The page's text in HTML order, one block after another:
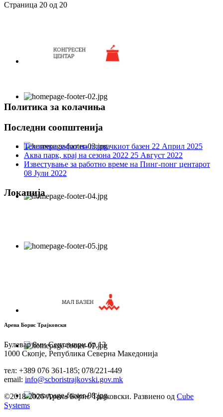
Страница 20 од 20
Политика за колачиња
Последни соопштенија
Технички зафат на пливачкиот базен 22 Април 2025
Аква парк, крај на сезона 2022 25 Август 2022
Известување за работно време на Пинг-понг центарот
08 Јули 2022
Локација
Арена Борис Трајковски
Булевар 8ми Септември бр.13
1000 Скопје, Република Северна Македонија
тел: +389 076 361-185; 078/221-449
email: info@scboristrajkovski.gov.mk
©2018-2026 Арена Борис Трајковски. Развиено од Cube
Systems